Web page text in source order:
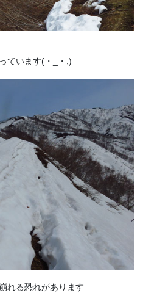
ています(・_・;)
れる恐れがあります